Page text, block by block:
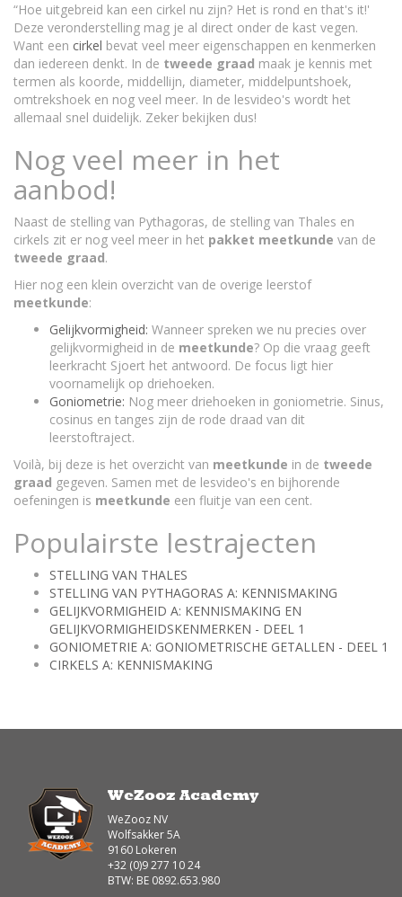
“Hoe uitgebreid kan een cirkel nu zijn? Het is rond en that's it!'
Deze veronderstelling mag je al direct onder de kast vegen.
Want een cirkel bevat veel meer eigenschappen en kenmerken
dan iedereen denkt. In de tweede graad maak je kennis met
termen als koorde, middellijn, diameter, middelpuntshoek,
omtrekshoek en nog veel meer. In de lesvideo's wordt het
allemaal snel duidelijk. Zeker bekijken dus!
Nog veel meer in het
aanbod!
Naast de stelling van Pythagoras, de stelling van Thales en
cirkels zit er nog veel meer in het pakket meetkunde van de
tweede graad.
Hier nog een klein overzicht van de overige leerstof
meetkunde:
Gelijkvormigheid: Wanneer spreken we nu precies over
gelijkvormigheid in de meetkunde? Op die vraag geeft
leerkracht Sjoert het antwoord. De focus ligt hier
voornamelijk op driehoeken.
Goniometrie: Nog meer driehoeken in goniometrie. Sinus,
cosinus en tanges zijn de rode draad van dit
leerstoftraject.
Voilà, bij deze is het overzicht van meetkunde in de tweede
graad gegeven. Samen met de lesvideo's en bijhorende
oefeningen is meetkunde een fluitje van een cent.
Populairste lestrajecten
STELLING VAN THALES
STELLING VAN PYTHAGORAS A: KENNISMAKING
GELIJKVORMIGHEID A: KENNISMAKING EN
GELIJKVORMIGHEIDSKENMERKEN - DEEL 1
GONIOMETRIE A: GONIOMETRISCHE GETALLEN - DEEL 1
CIRKELS A: KENNISMAKING
WeZooz Academy
WeZooz NV
Wolfsakker 5A
9160 Lokeren
+32 (0)9 277 10 24
BTW: BE 0892.653.980